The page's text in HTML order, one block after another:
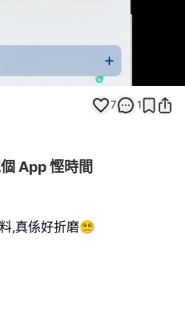
:
7 1
App 慳時間
,真係好折磨😵‍💫